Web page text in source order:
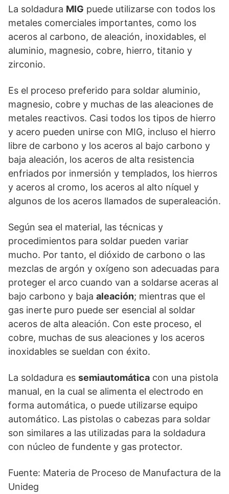
La soldadura MIG puede utilizarse con todos los
metales comerciales importantes, como los
aceros al carbono, de aleación, inoxidables, el
aluminio, magnesio, cobre, hierro, titanio y
zirconio.
Es el proceso preferido para soldar aluminio,
magnesio, cobre y muchas de las aleaciones de
metales reactivos. Casi todos los tipos de hierro
y acero pueden unirse con MIG, incluso el hierro
libre de carbono y los aceros al bajo carbono y
baja aleación, los aceros de alta resistencia
enfriados por inmersión y templados, los hierros
y aceros al cromo, los aceros al alto níquel y
algunos de los aceros llamados de superaleación.
Según sea el material, las técnicas y
procedimientos para soldar pueden variar
mucho. Por tanto, el dióxido de carbono o las
mezclas de argón y oxígeno son adecuadas para
proteger el arco cuando van a soldarse aceras al
bajo carbono y baja aleación; mientras que el
gas inerte puro puede ser esencial al soldar
aceros de alta aleación. Con este proceso, el
cobre, muchas de sus aleaciones y los aceros
inoxidables se sueldan con éxito.
La soldadura es semiautomática con una pistola
manual, en la cual se alimenta el electrodo en
forma automática, o puede utilizarse equipo
automático. Las pistolas o cabezas para soldar
son similares a las utilizadas para la soldadura
con núcleo de fundente y gas protector.
Fuente: Materia de Proceso de Manufactura de la
Unideg